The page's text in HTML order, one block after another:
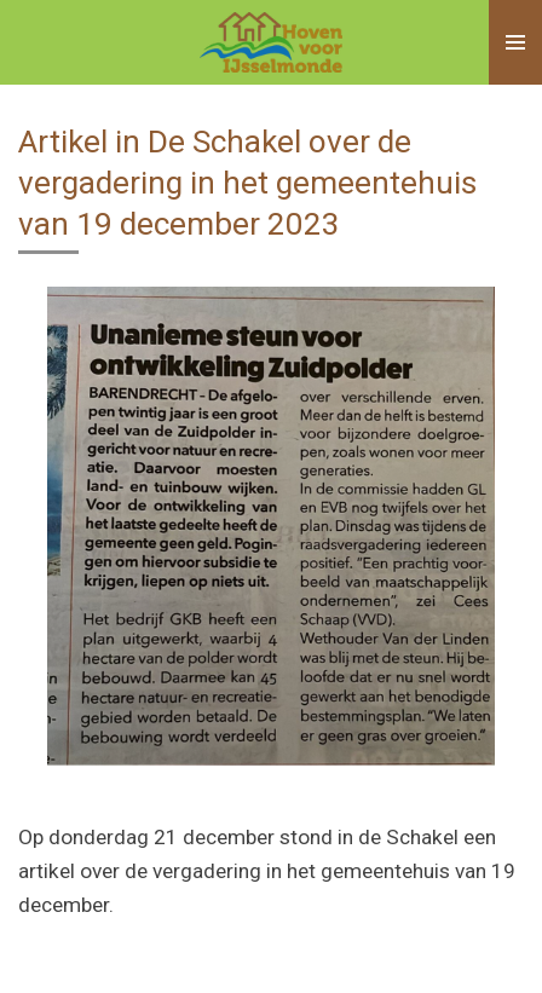
de
Artikel in De Schakel over de
vergadering in het gemeentehuis
van 19 december 2023
Op donderdag 21 december stond in de Schakel een
artikel over de vergadering in het gemeentehuis van 19
december.